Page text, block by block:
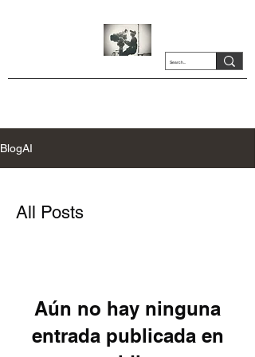
BlogAI
All Posts
Aún no hay ninguna
entrada publicada en